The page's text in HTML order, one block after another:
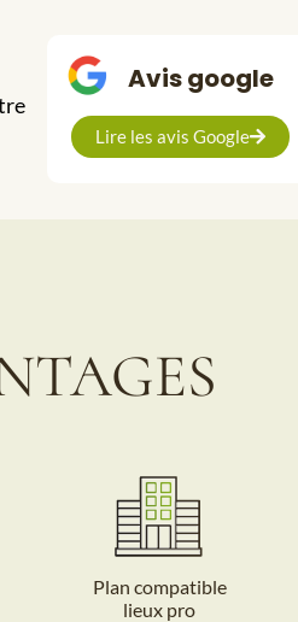
Avis google
Lire les avis Google
Plan compatible
lieux pro